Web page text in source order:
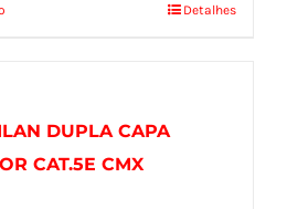
Detalhes
DUPLA CAPA
CAT.5E CMX